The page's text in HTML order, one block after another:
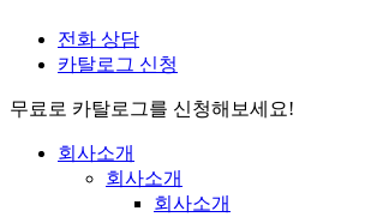
전화 상담
카탈로그 신청
무료로 카탈로그를 신청해보세요!
회사소개
회사소개
회사소개